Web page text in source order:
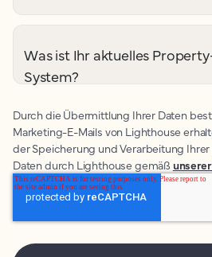
Was ist Ihr aktuelles
System?
Durch die Übermittlung Ihrer Daten
Marketing-E-Mails von Lighthouse
der Speicherung und Verarbeitung
Daten durch Lighthouse gemäß